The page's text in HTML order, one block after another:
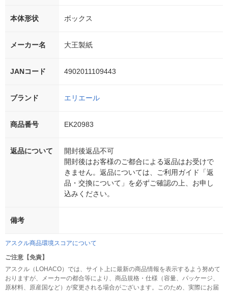
本体形状 ボックス
メーカー名 大王製紙
JANコード 4902011109443
ブランド エリエール
商品番号 EK20983
返品について
開封後返品不可
開封後はお客様のご都合による返品はお受けで
きません。返品については、ご利用ガイド「返
品・交換について」を必ずご確認の上、お申し
込みください。
備考
アスクル商品環境スコアについて
ご注意【免責】
アスクル（LOHACO）では、サイト上に最新の商品情報を表示するよう努めて
おりますが、メーカーの都合等により、商品規格・仕様（容量、パッケージ、
原材料、原産国など）が変更される場合がございます。このため、実際にお届